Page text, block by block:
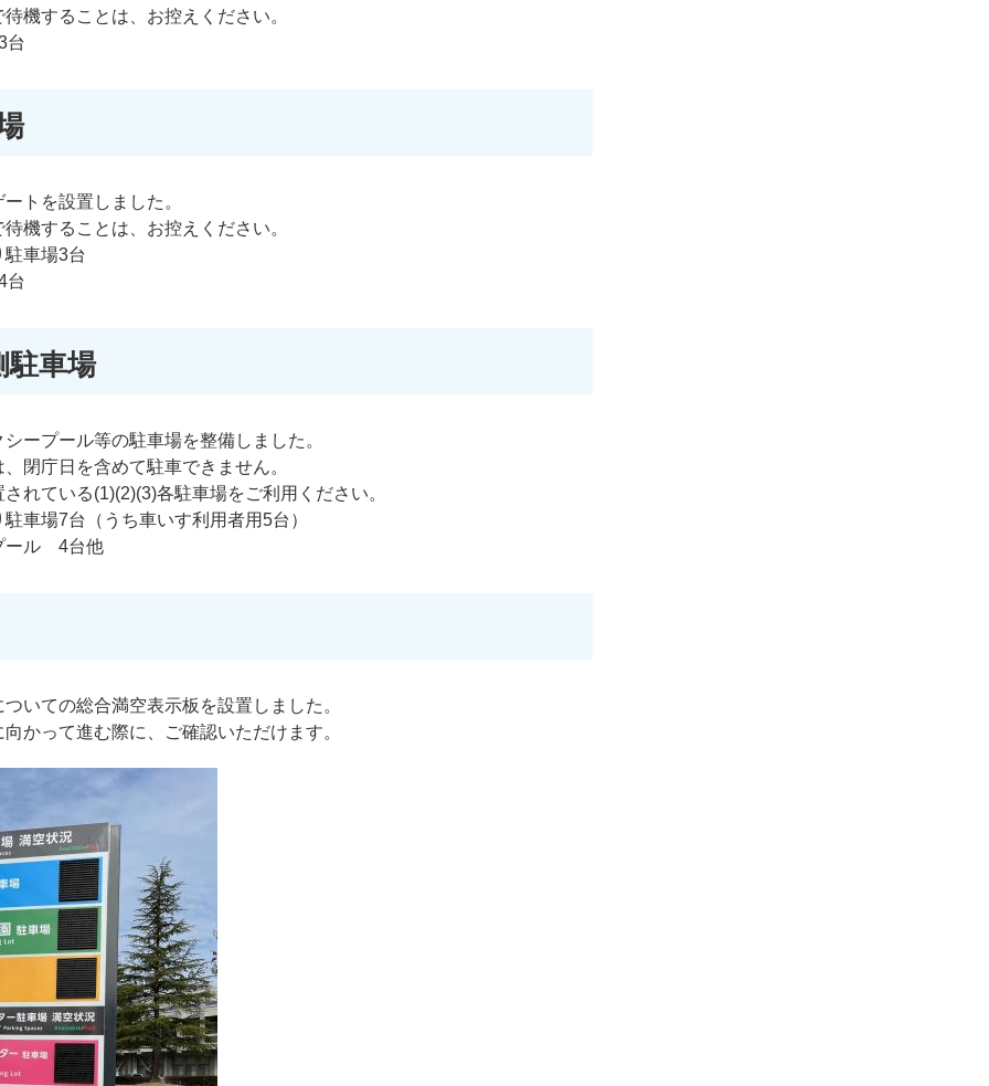
機することは、お控えください。
台
トを設置しました。
機することは、お控えください。
車場3台
駐車場
ープール等の駐車場を整備しました。
閉庁日を含めて駐車できません。
れている(1)(2)(3)各駐車場をご利用ください。
車場7台（うち車いす利用者用5台）
4台他
いての総合満空表示板を設置しました。
かって進む際に、ご確認いただけます。